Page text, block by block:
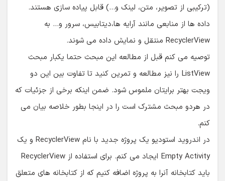
(ترکیبی از تصویر، متن، لینک و…) قابل پیاده سازی هستند.
داده ها از منابعی مانند آرایه ها،دیتابیس، سرور و… به
RecyclerView منتقل و نمایش داده می شوند.
توصیه می کنم قبل از مطالعه این مبحث حتما یکبار مبحث
ListView را نیز مطالعه و تمرین کنید تا تفاوت بین این دو
ویجت بهتر برایتان ملموس شود. ضمن اینکه برخی از جزئیات که
در هردو مبحث مشترک است را در اینجا بطور خلاصه بیان می
کنم.
در اندروید استودیو یک پروژه جدید با نام RecyclerView و یک
Empty Activity ایجاد می کنم. برای استفاده از RecyclerView
باید کتابخانه آنرا به پروژه اضافه کنیم که از کتابخانه های متعلق